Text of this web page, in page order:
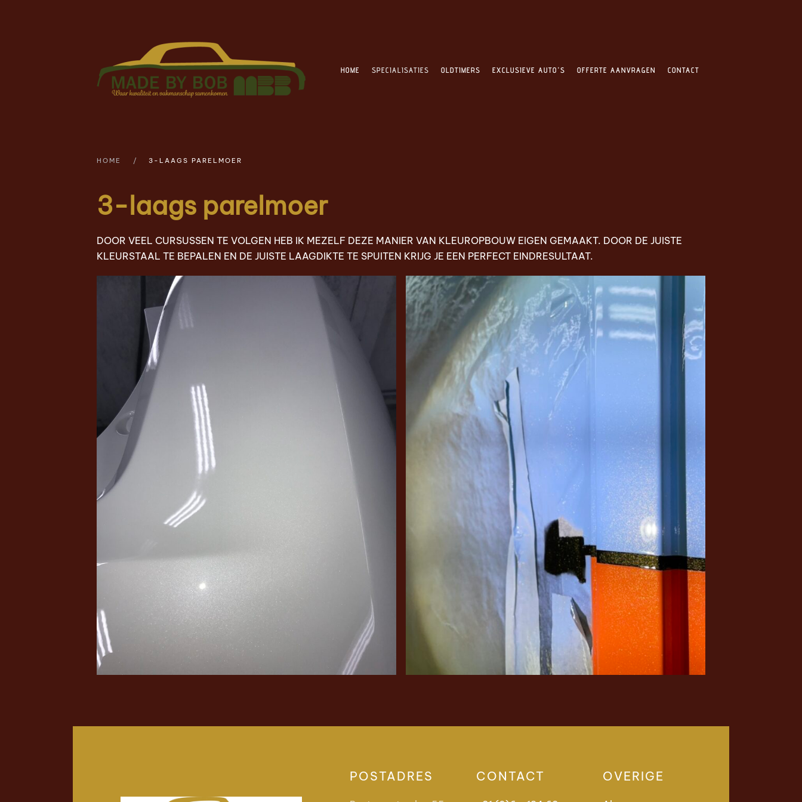
HOME SPECIALISATIES OLDTIMERS EXCLUSIEVE AUTO'S OFFERTE AANVRAGEN CONTACT
HOME 3-LAAGS PARELMOER
3-laags parelmoer
DOOR VEEL CURSUSSEN TE VOLGEN HEB IK MEZELF DEZE MANIER VAN KLEUROPBOUW EIGEN GEMAAKT. DOOR DE JUISTE
KLEURSTAAL TE BEPALEN EN DE JUISTE LAAGDIKTE TE SPUITEN KRIJG JE EEN PERFECT EINDRESULTAAT.
POSTADRES CONTACT OVERIGE